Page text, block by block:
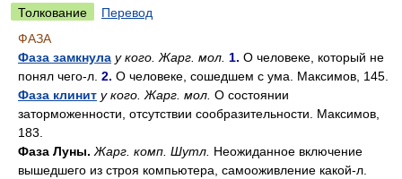
Толкование
Перевод
ФАЗА
Фаза замкнула у кого. Жарг. мол. 1. О человеке, который не
понял чего-л. 2. О человеке, сошедшем с ума. Максимов, 145.
Фаза клинит у кого. Жарг. мол. О состоянии
заторможенности, отсутствии сообразительности. Максимов,
183.
Фаза Луны. Жарг. комп. Шутл. Неожиданное включение
вышедшего из строя компьютера, самооживление какой-л.